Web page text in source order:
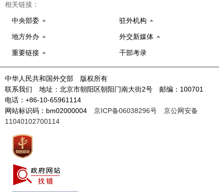
相关链接：
中央部委 驻外机构
地方外办 外交新媒体
重要链接 干部考录
中华人民共和国外交部 版权所有
联系我们 地址：北京市朝阳区朝阳门南大街2号 邮编：100701
电话：+86-10-65961114
网站标识码：bm02000004 京ICP备06038296号
京公网安备
11040102700114